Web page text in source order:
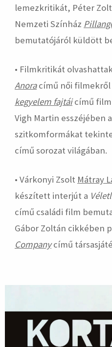
lemezkritikát, Péter
Nemzeti Színház
bemutatójáról küldött
• Filmkritikát
Anoracímű női filmekről
kegyelem fajtáicímű
Vigh Martin esszéjében
szitkomformákat
című sorozat világában.
• Várkonyi Zsolt Mátray
készített interjút a
című családi film
Gábor Zoltán cikkében
Companycímű